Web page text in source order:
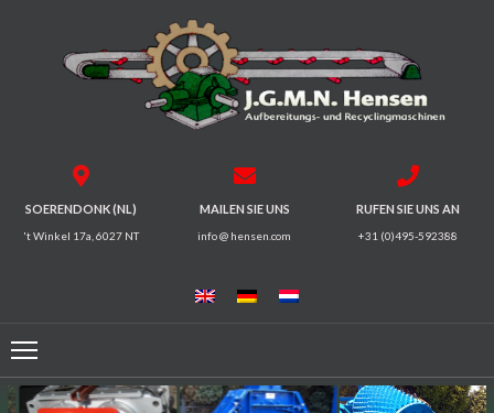
SOERENDONK (NL)
't Winkel 17a, 6027 NT
MAILEN SIE UNS
info @ hensen.com
RUFEN SIE UNS AN
+31 (0)495-592388
MAGNETSYSTEME
FÖRDERBÄNDER
ELEKTROMOTOREN